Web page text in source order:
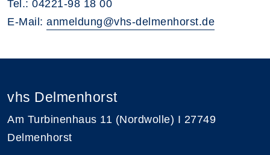
Tel.: 04221-98 18 00
E-Mail: anmeldung@vhs-delmenhorst.de
vhs Delmenhorst
Am Turbinenhaus 11 (Nordwolle) I 27749
Delmenhorst